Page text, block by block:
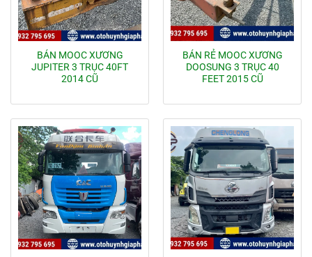
BÁN MOOC XƯƠNG
JUPITER 3 TRỤC 40FT
2014 CŨ
BÁN RẺ MOOC XƯƠNG
DOOSUNG 3 TRỤC 40
FEET 2015 CŨ